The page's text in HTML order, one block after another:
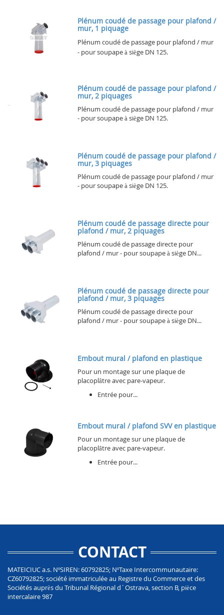
Plénum coudé de passage pour plafond /
mur, 1 piquage
Plénum coudé de passage pour plafond / mur
- pour soupape à siège DN 125.
Plénum coudé de passage pour plafond /
mur, 2 piquages
Plénum coudé de passage pour plafond / mur
- pour soupape à siège DN 125.
Plénum coudé de passage pour plafond /
mur, 3 piquages
Plénum coudé de passage pour plafond / mur
- pour soupape à siège DN 125.
Plénum coudé de passage directe pour
plafond / mur, 2 piquages
Plénum coudé de passage directe pour
plafond / mur - pour soupape à siège DN...
Plénum coudé de passage directe pour
plafond / mur, 3 piquages
Plénum coudé de passage directe pour
plafond / mur - pour soupape à siège DN...
Embout mural / plafond en plastique
Pour un montage sur une plaque de
placoplâtre avec pare-vapeur.
Entrée pour...
Embout mural / plafond SVV en plastique
Pour un montage sur une plaque de
placoplâtre avec pare-vapeur.
Entrée pour...
CONTACT
MATEICIUC a.s. NºSIREN: 60792825; NºTaxe Intercommunautaire:
CZ60792825; société immatriculée au Registre du Commerce et des
Sociétés auprès du Tribunal Régional d´Ostrava, section B, pièce
intercalaire 987